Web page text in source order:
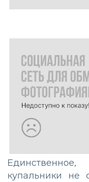
купальники не